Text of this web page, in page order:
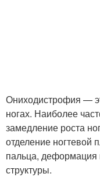
Ониходистрофия —
ногах. Наиболее
замедление роста
отделение ногтевой
пальца, деформация
структуры.